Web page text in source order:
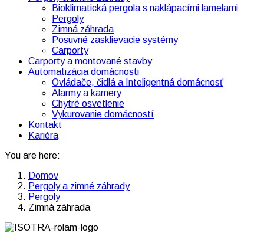
Bioklimatická pergola s naklápacími lamelami
Pergoly
Zimná záhrada
Posuvné zasklievacie systémy
Carporty
Carporty a montované stavby
Automatizácia domácnosti
Ovládače, čidlá a Inteligentná domácnosť
Alarmy a kamery
Chytré osvetlenie
Vykurovanie domácností
Kontakt
Kariéra
You are here:
Domov
Pergoly a zimné záhrady
Pergoly
Zimná záhrada